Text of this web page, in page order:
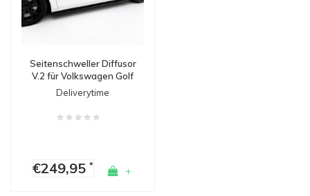
Seitenschweller Diffusor
V.2 für Volkswagen Golf
7 GTI / GTD / GTE
Deliverytime
€249,95* +